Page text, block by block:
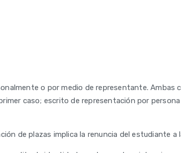
o por medio de representante.
caso; escrito de representación por
de plazas implica la renuncia del estudiante a